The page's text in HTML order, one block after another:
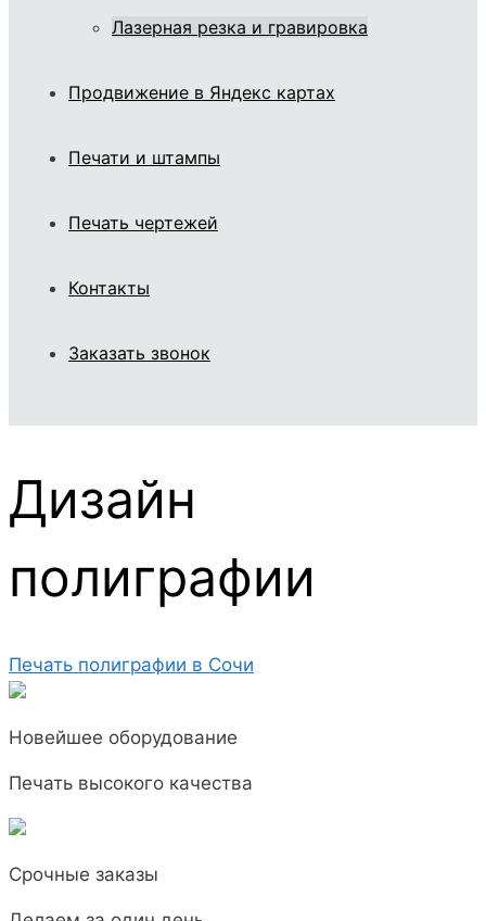
Лазерная резка и гравировка
Продвижение в Яндекс картах
Печати и штампы
Печать чертежей
Контакты
Заказать звонок
Дизайн
полиграфии
Печать полиграфии в Сочи
Новейшее оборудование
Печать высокого качества
Срочные заказы